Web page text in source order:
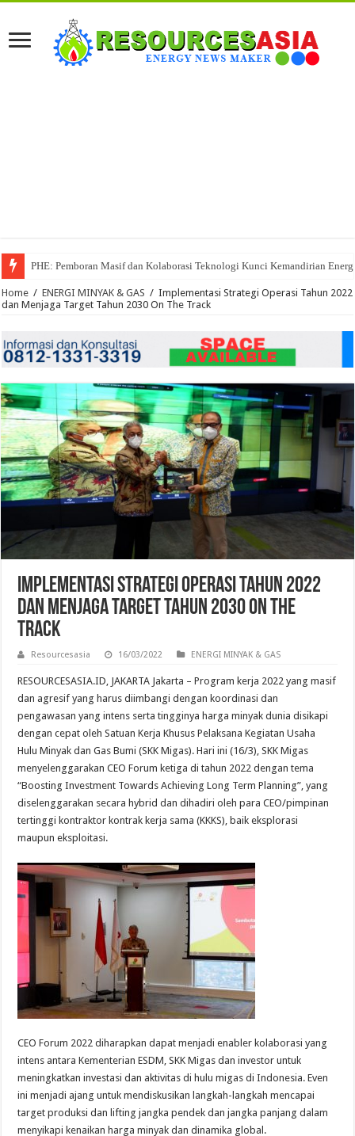
PHE: Pemboran Masif dan Kolaborasi Teknologi Kunci Kemandirian
Home / ENERGI MINYAK & GAS / Implementasi Strategi Operasi Tahun 2022
dan Menjaga Target Tahun 2030 On The Track
Implementasi Strategi Operasi Tahun 2022
dan Menjaga Target Tahun 2030 On The
Track
Resourcesasia 16/03/2022 ENERGI MINYAK & GAS
RESOURCESASIA.ID, JAKARTA Jakarta – Program kerja 2022 yang masif
dan agresif yang harus diimbangi dengan koordinasi dan
pengawasan yang intens serta tingginya harga minyak dunia disikapi
dengan cepat oleh Satuan Kerja Khusus Pelaksana Kegiatan Usaha
Hulu Minyak dan Gas Bumi (SKK Migas). Hari ini (16/3), SKK Migas
menyelenggarakan CEO Forum ketiga di tahun 2022 dengan tema
“Boosting Investment Towards Achieving Long Term Planning”, yang
diselenggarakan secara hybrid dan dihadiri oleh para CEO/pimpinan
tertinggi kontraktor kontrak kerja sama (KKKS), baik eksplorasi
maupun eksploitasi.
CEO Forum 2022 diharapkan dapat menjadi enabler kolaborasi yang
intens antara Kementerian ESDM, SKK Migas dan investor untuk
meningkatkan investasi dan aktivitas di hulu migas di Indonesia. Even
ini menjadi ajang untuk mendiskusikan langkah-langkah mencapai
target produksi dan lifting jangka pendek dan jangka panjang dalam
menyikapi kenaikan harga minyak dan dinamika global.